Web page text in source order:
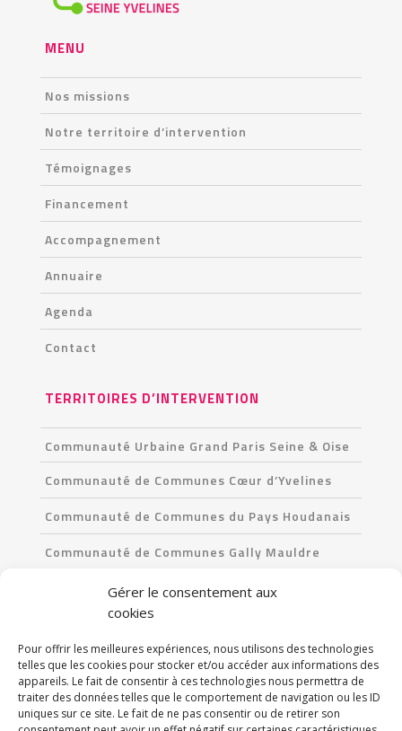
Gérer le consentement aux
cookies
Pour offrir les meilleures expériences, nous utilisons des technologies
telles que les cookies pour stocker et/ou accéder aux informations des
appareils. Le fait de consentir à ces technologies nous permettra de
traiter des données telles que le comportement de navigation ou les ID
uniques sur ce site. Le fait de ne pas consentir ou de retirer son
MENU
Nos missions
Notre territoire d’intervention
Témoignages
Financement
Accompagnement
Annuaire
Agenda
Contact
TERRITOIRES D’INTERVENTION
Communauté Urbaine Grand Paris Seine & Oise
Communauté de Communes Cœur d’Yvelines
Communauté de Communes du Pays Houdanais
Communauté de Communes Gally Mauldre
Communauté de Communes Les Portes de l’Île-
CONTACT
90 Avenue du Professeur-Emile-Sergent
78680 Epône